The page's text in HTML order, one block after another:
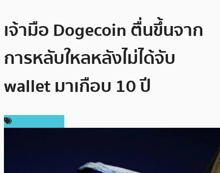
เจ้ามือ Dogecoin ตื่นขึ้นจาก
การหลับใหลหลังไม่ได้จับ
wallet มาเกือบ 10 ปี